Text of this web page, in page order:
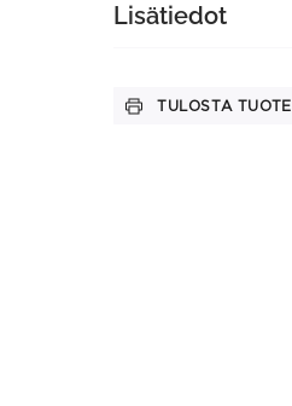
Lisätiedot
TULOSTA